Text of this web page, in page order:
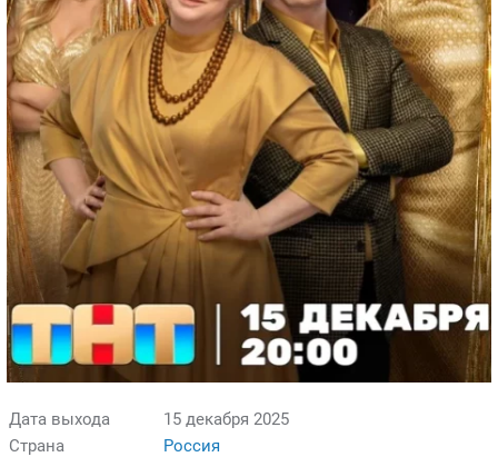
Дата выхода
15 декабря 2025
Страна
Россия